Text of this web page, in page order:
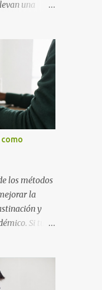
una
se necesitan
ciclo escolar.
para que
guiar
un trabajo
siguientes
o del
dato)
sobre
va a
fecha...
los métodos
la
y
Si tu
agotado.
funciona y